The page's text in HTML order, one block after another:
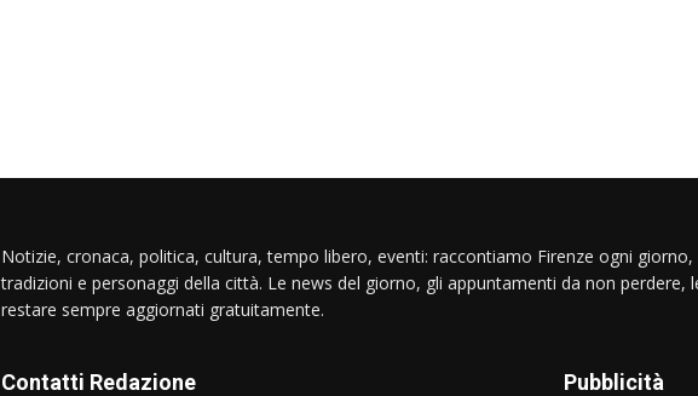
Notizie, cronaca, politica, cultura, tempo libero, eventi: raccontiamo Firenze ogni giorno,
tradizioni e personaggi della città. Le news del giorno, gli appuntamenti da non perdere,
restare sempre aggiornati gratuitamente.
Contatti Redazione Pubblicità